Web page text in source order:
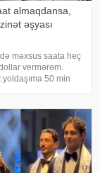
almaqdansa,
əşyası
məxsus saata heç
vermərəm.
50 min
verir ki, bu sözləri
Ağalaro